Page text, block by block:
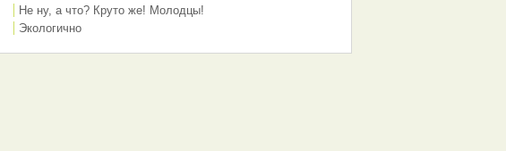
Не ну, а что? Круто же! Молодцы!
Экологично